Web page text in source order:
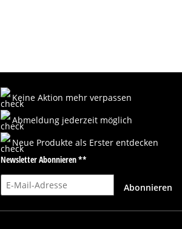
Keine Aktion mehr verpassen
Abmeldung jederzeit möglich
Neue Produkte als Erster entdecken
Newsletter Abonnieren **
E-Mail-Adresse
Abonnieren